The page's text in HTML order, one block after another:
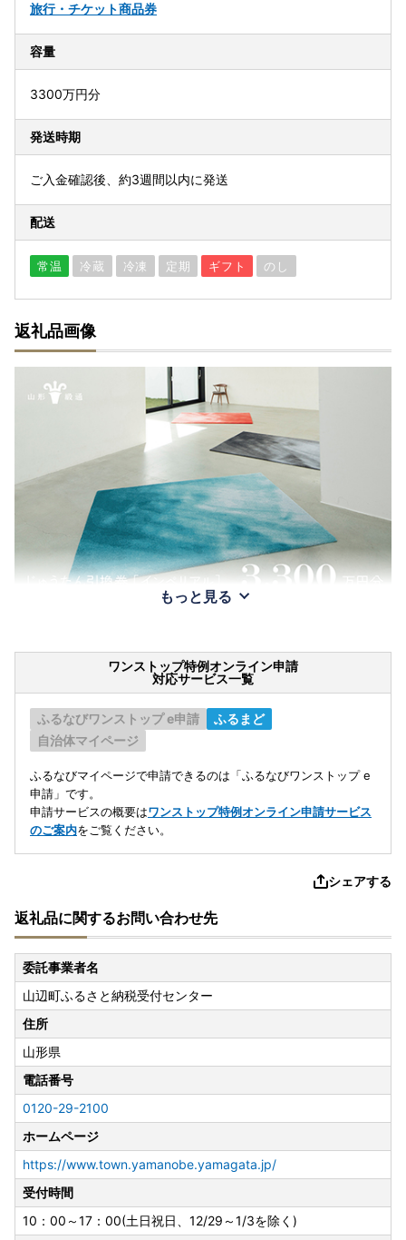
旅行・チケット商品券
容量
3300万円分
発送時期
ご入金確認後、約3週間以内に発送
配送
常温 冷蔵 冷凍 定期 ギフト のし
返礼品画像
もっと見る
ワンストップ特例オンライン申請
対応サービス一覧
ふるなびワンストップ e申請
ふるまど
自治体マイページ
ふるなびマイページで申請できるのは「ふるなびワンストップ e
申請」です。
申請サービスの概要はワンストップ特例オンライン申請サービス
のご案内をご覧ください。
シェアする
返礼品に関するお問い合わせ先
委託事業者名
山辺町ふるさと納税受付センター
住所
山形県
電話番号
0120-29-2100
ホームページ
https://www.town.yamanobe.yamagata.jp/
受付時間
10：00～17：00(土日祝日、12/29～1/3を除く)